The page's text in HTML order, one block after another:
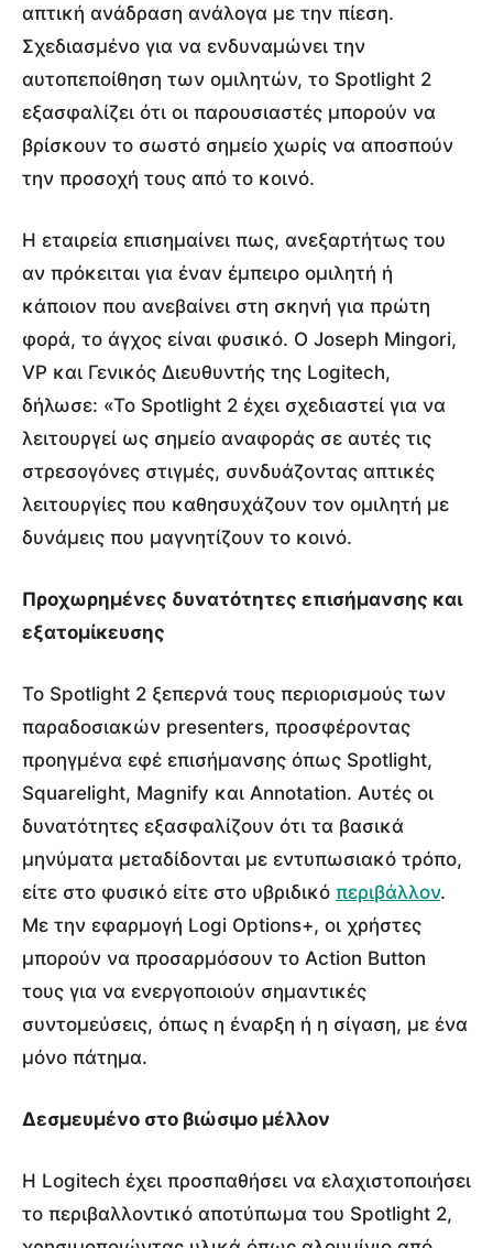
απτική ανάδραση ανάλογα με την πίεση.
Σχεδιασμένο για να ενδυναμώνει την
αυτοπεποίθηση των ομιλητών, το Spotlight 2
εξασφαλίζει ότι οι παρουσιαστές μπορούν να
βρίσκουν το σωστό σημείο χωρίς να αποσπούν
την προσοχή τους από το κοινό.
Η εταιρεία επισημαίνει πως, ανεξαρτήτως του
αν πρόκειται για έναν έμπειρο ομιλητή ή
κάποιον που ανεβαίνει στη σκηνή για πρώτη
φορά, το άγχος είναι φυσικό. Ο Joseph Mingori,
VP και Γενικός Διευθυντής της Logitech,
δήλωσε: «Το Spotlight 2 έχει σχεδιαστεί για να
λειτουργεί ως σημείο αναφοράς σε αυτές τις
στρεσογόνες στιγμές, συνδυάζοντας απτικές
λειτουργίες που καθησυχάζουν τον ομιλητή με
δυνάμεις που μαγνητίζουν το κοινό.
Προχωρημένες δυνατότητες επισήμανσης και
εξατομίκευσης
Το Spotlight 2 ξεπερνά τους περιορισμούς των
παραδοσιακών presenters, προσφέροντας
προηγμένα εφέ επισήμανσης όπως Spotlight,
Squarelight, Magnify και Annotation. Αυτές οι
δυνατότητες εξασφαλίζουν ότι τα βασικά
μηνύματα μεταδίδονται με εντυπωσιακό τρόπο,
είτε στο φυσικό είτε στο υβριδικό περιβάλλον.
Με την εφαρμογή Logi Options+, οι χρήστες
μπορούν να προσαρμόσουν το Action Button
τους για να ενεργοποιούν σημαντικές
συντομεύσεις, όπως η έναρξη ή η σίγαση, με ένα
μόνο πάτημα.
Δεσμευμένο στο βιώσιμο μέλλον
Η Logitech έχει προσπαθήσει να ελαχιστοποιήσει
το περιβαλλοντικό αποτύπωμα του Spotlight 2,